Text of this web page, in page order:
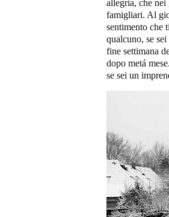
allegria, che
famigliari. Al
sentimento che
qualcuno, se
fine settimana
dopo metá
se sei un